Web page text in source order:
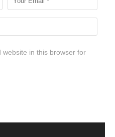
website in this browser for